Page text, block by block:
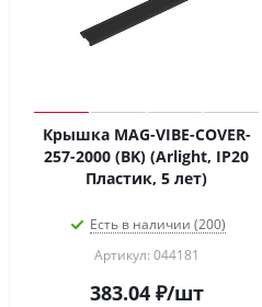
Крышка MAG-VIBE-COVER-
257-2000 (BK) (Arlight, IP20
Пластик, 5 лет)
Есть в наличии (200)
Артикул: 044181
383.04₽/шт